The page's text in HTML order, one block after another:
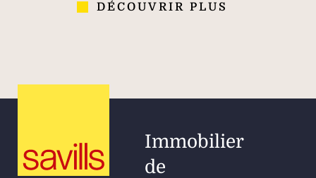
DÉCOUVRIR PLUS
Immobilier
de